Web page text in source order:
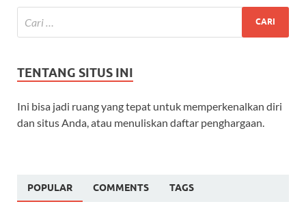
TENTANG SITUS INI
Ini bisa jadi ruang yang tepat untuk memperkenalkan diri
dan situs Anda, atau menuliskan daftar penghargaan.
POPULAR COMMENTS TAGS